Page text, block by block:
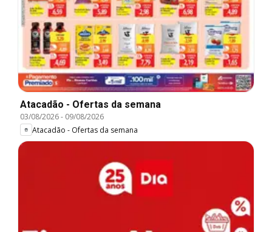
Atacadão - Ofertas da semana
03/08/2026- 09/08/2026
Atacadão - Ofertas da semana